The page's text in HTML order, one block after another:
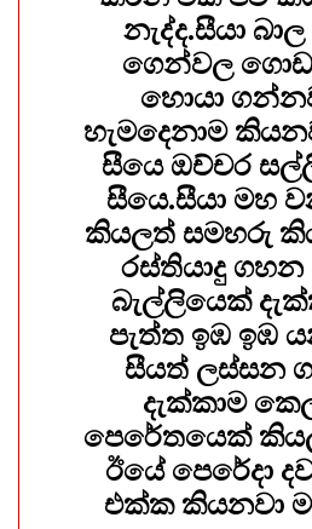
නැද්ද.සීයා
ගෙන්වල
හොයා
හැමදෙනාම
සීයෙ ඔච්චර
සීයෙ.සීයා මහ
කියලත් සමහරු
රස්තියාදු
බැල්ලියෙක්
පැත්ත ඉඹ ඉඹ
සීයත් ලස්සන
දැක්කාම
පෙරේතයෙක්
ඊයේ පෙරේදා
එක්ක කියනවා